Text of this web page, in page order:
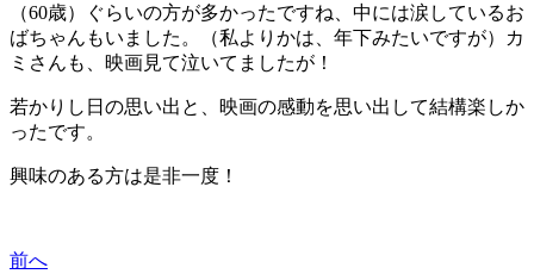
（60歳）ぐらいの方が多かったですね、中には涙しているお
ばちゃんもいました。（私よりかは、年下みたいですが）カ
ミさんも、映画見て泣いてましたが！
若かりし日の思い出と、映画の感動を思い出して結構楽しか
ったです。
興味のある方は是非一度！
前へ